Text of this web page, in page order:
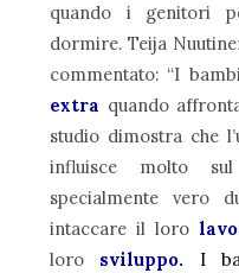
quando i genitori
dormire. Teija
commentato: “I
extra quando
studio dimostra che
influisce molto
specialmente vero
intaccare il loro
loro sviluppo. I